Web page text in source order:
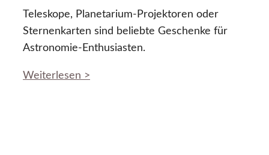
Teleskope, Planetarium-Projektoren oder
Sternenkarten sind beliebte Geschenke für
Astronomie-Enthusiasten.
Weiterlesen >